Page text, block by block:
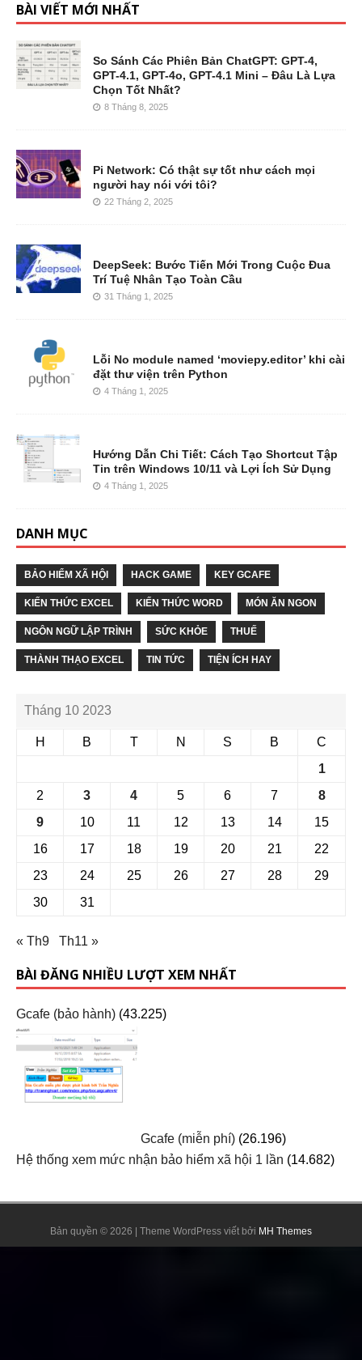
BÀI VIẾT MỚI NHẤT
So Sánh Các Phiên Bản ChatGPT: GPT-4,
GPT-4.1, GPT-4o, GPT-4.1 Mini – Đâu Là Lựa
Chọn Tốt Nhất?
8 Tháng 8, 2025
Pi Network: Có thật sự tốt như cách mọi
người hay nói với tôi?
22 Tháng 2, 2025
DeepSeek: Bước Tiến Mới Trong Cuộc Đua
Trí Tuệ Nhân Tạo Toàn Cầu
31 Tháng 1, 2025
Lỗi No module named ‘moviepy.editor’ khi cài
đặt thư viện trên Python
4 Tháng 1, 2025
Hướng Dẫn Chi Tiết: Cách Tạo Shortcut Tập
Tin trên Windows 10/11 và Lợi Ích Sử Dụng
4 Tháng 1, 2025
DANH MỤC
BẢO HIỂM XÃ HỘI HACK GAME KEY GCAFE
KIẾN THỨC EXCEL KIẾN THỨC WORD MÓN ĂN NGON
NGÔN NGỮ LẬP TRÌNH SỨC KHỎE THUẾ
THÀNH THẠO EXCEL TIN TỨC TIỆN ÍCH HAY
Tháng 10 2023
H B T N S B
C
1
2
3 4 5 6 7
8
9
10 11 12 13 14
15
16
17 18 19 20 21
22
23
24 25 26 27 28
29
30
31
« Th9 Th11 »
BÀI ĐĂNG NHIỀU LƯỢT XEM NHẤT
Gcafe (bảo hành) (43.225)
Gcafe (miễn phí) (26.196)
Hệ thống xem mức nhận bảo hiểm xã hội 1 lần (14.682)
Bản quyền © 2026 | Theme WordPress viết bởi MH Themes